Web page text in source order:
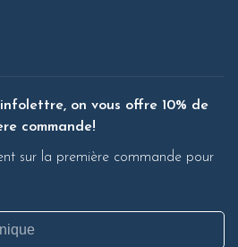
on vous offre 10% de
commande!
sur la première commande pour